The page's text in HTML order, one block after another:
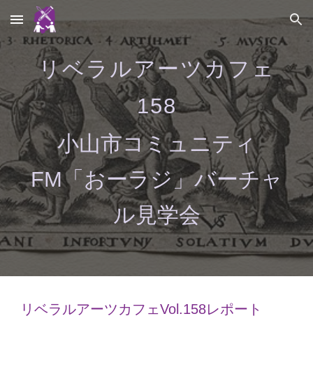
Skip to main content Skip to navigation
リベラルアーツカフェ
158
小山市コミュニティ
FM「おーラジ」バーチャ
ル見学会
リベラルアーツカフェVol.158レポート